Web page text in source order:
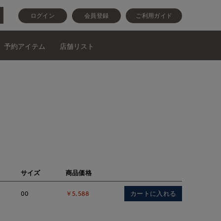
ログイン 会員登録 ご利用ガイド
予約アイテム 店舗リスト
サイズ 商品価格
00 ￥5,588 カートに入れる